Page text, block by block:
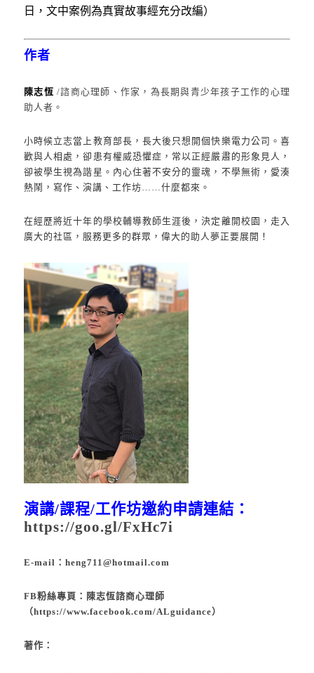
日，文中案例為真實故事經充分改編）
作者
陳志恆/諮商心理師、作家，為長期與青少年孩子工作的心理
助人者。
小時候立志當上教育部長，長大後只想開個快樂電力公司。喜
歡與人相處，卻患有權威恐懼症，常以正經嚴肅的形象見人，
卻被學生視為諧星。內心住著不安分的靈魂，不學無術，愛湊
熱鬧，寫作、演講、工作坊……什麼都來。
在經歷將近十年的學校輔導教師生涯後，決定離開校園，走入
廣大的社區，服務更多的群眾，偉大的助人夢正要展開！
演講/課程/工作坊邀約申請連結：
https://goo.gl/FxHc7i
E-mail： heng711@hotmail.com
FB粉絲專頁：陳志恆諮商心理師
（https://www.facebook.com/ALguidance）
著作：